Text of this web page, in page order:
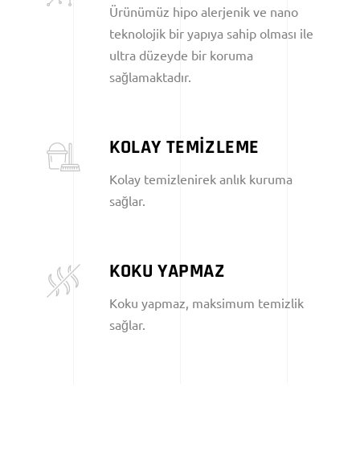
Ürünümüz hipo alerjenik ve nano
teknolojik bir yapıya sahip olması ile
ultra düzeyde bir koruma
sağlamaktadır.
KOLAY TEMİZLEME
Kolay temizlenirek anlık kuruma
sağlar.
KOKU YAPMAZ
Koku yapmaz, maksimum temizlik
sağlar.